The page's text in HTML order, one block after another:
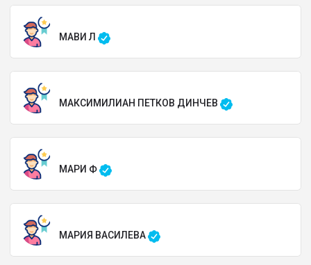
МАВИ Л
МАКСИМИЛИАН ПЕТКОВ ДИНЧЕВ
МАРИ Ф
МАРИЯ ВАСИЛЕВА